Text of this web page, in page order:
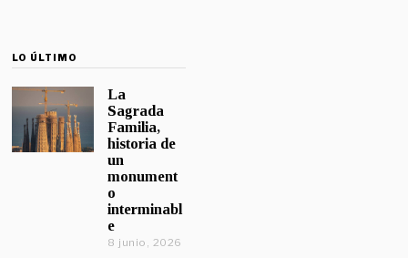
LO ÚLTIMO
La
Sagrada
Familia,
historia de
un
monument
o
interminabl
e
8 junio, 2026